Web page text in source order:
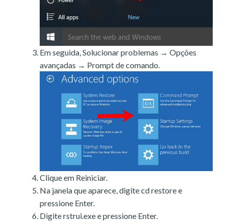
Em seguida, Solucionar problemas → Opções
avançadas → Prompt de comando.
Clique em Reiniciar.
Na janela que aparece, digite cd restore e
pressione Enter.
Digite rstrui.exe e pressione Enter.